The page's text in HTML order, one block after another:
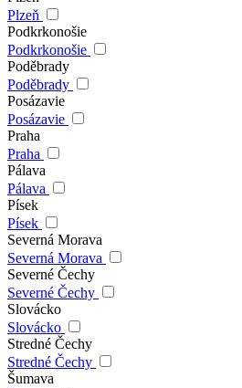
Plzeň
Podkrkonošie
Podkrkonošie
Poděbrady
Poděbrady
Posázavie
Posázavie
Praha
Praha
Pálava
Pálava
Písek
Písek
Severná Morava
Severná Morava
Severné Čechy
Severné Čechy
Slovácko
Slovácko
Stredné Čechy
Stredné Čechy
Šumava